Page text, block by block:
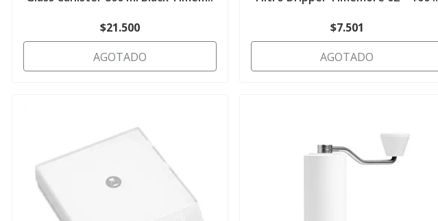
$21.500
AGOTADO
$7.501
AGOTADO